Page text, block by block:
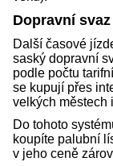
Dopravní
Další časové
saský dopravní
podle počtu
se kupují přes
velkých městech
Do tohoto
koupíte palubní
v jeho ceně